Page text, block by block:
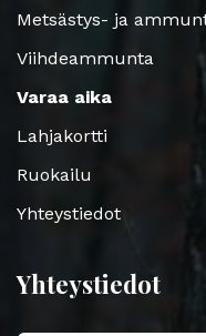
Metsästys- ja
Viihdeammunta
Varaa aika
Lahjakortti
Ruokailu
Yhteystiedot
Yhteystiedot